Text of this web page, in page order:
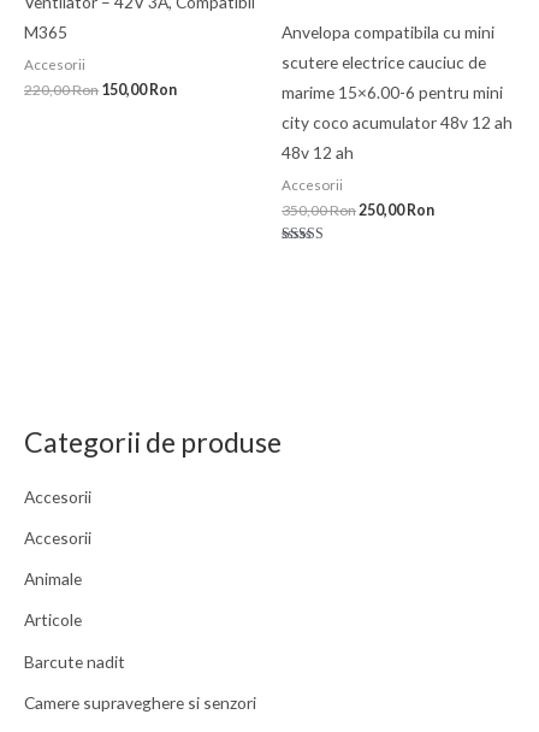
Categorii de produse
Accesorii
Accesorii
Animale
Articole
Barcute nadit
Camere supraveghere si senzori
M365
Accesorii
220,00Ron 150,00 Ron
Anvelopa compatibila cu mini
scutere electrice cauciuc de
marime 15×6.00-6 pentru mini
city coco acumulator 48v 12 ah
48v 12 ah
Accesorii
350,00Ron250,00 Ron